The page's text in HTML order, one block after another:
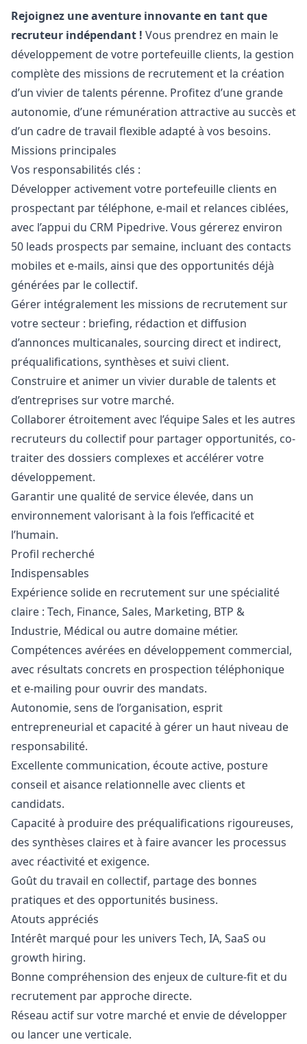
Description
Rejoignez une aventure innovante en tant que
recruteur indépendant ! Vous prendrez en main le
développement de votre portefeuille clients, la gestion
complète des missions de recrutement et la création
d’un vivier de talents pérenne. Profitez d’une grande
autonomie, d’une rémunération attractive au succès et
d’un cadre de travail flexible adapté à vos besoins.
Missions principales
Vos responsabilités clés :
Développer activement votre portefeuille clients en
prospectant par téléphone, e-mail et relances ciblées,
avec l’appui du CRM Pipedrive. Vous gérerez environ
50 leads prospects par semaine, incluant des contacts
mobiles et e-mails, ainsi que des opportunités déjà
générées par le collectif.
Gérer intégralement les missions de recrutement sur
votre secteur : briefing, rédaction et diffusion
d’annonces multicanales, sourcing direct et indirect,
préqualifications, synthèses et suivi client.
Construire et animer un vivier durable de talents et
d’entreprises sur votre marché.
Collaborer étroitement avec l’équipe Sales et les autres
recruteurs du collectif pour partager opportunités, co-
traiter des dossiers complexes et accélérer votre
développement.
Garantir une qualité de service élevée, dans un
environnement valorisant à la fois l’efficacité et
l’humain.
Profil recherché
Indispensables
Expérience solide en recrutement sur une spécialité
claire : Tech, Finance, Sales, Marketing, BTP &
Industrie, Médical ou autre domaine métier.
Compétences avérées en développement commercial,
avec résultats concrets en prospection téléphonique
et e-mailing pour ouvrir des mandats.
Autonomie, sens de l’organisation, esprit
entrepreneurial et capacité à gérer un haut niveau de
responsabilité.
Excellente communication, écoute active, posture
conseil et aisance relationnelle avec clients et
candidats.
Capacité à produire des préqualifications rigoureuses,
des synthèses claires et à faire avancer les processus
avec réactivité et exigence.
Goût du travail en collectif, partage des bonnes
pratiques et des opportunités business.
Atouts appréciés
Intérêt marqué pour les univers Tech, IA, SaaS ou
growth hiring.
Bonne compréhension des enjeux de culture-fit et du
recrutement par approche directe.
Réseau actif sur votre marché et envie de développer
ou lancer une verticale.